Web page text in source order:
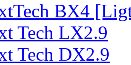
BX4
Tech LX2.9
Tech DX2.9